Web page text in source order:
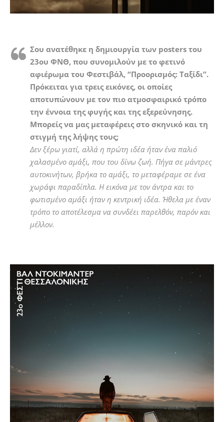
Σου ανατέθηκε η δημιουργία των posters του
23ου ΦΝΘ, που συνομιλούν με το φετινό
αφιέρωμα του Φεστιβάλ, “Προορισμός: Ταξίδι”.
Πρόκειται για τρεις εικόνες, οι οποίες
αποτυπώνουν με τον πιο ατμοσφαιρικό τρόπο
την έννοια της φυγής και της εξερεύνησης.
Μπορείς να μας μεταφέρεις στο σκηνικό και τη
στιγμή της λήψης τους;
Δεν ξέρω γιατί, αλλά η πρώτη ιδέα ήταν ένα παλιό
χαλασμένο αμάξι, που του δίνω ζωή. Πήγα σε μάντρες
αυτοκινήτων, βρήκα το αμάξι, το μεταφέραμε σε ένα
χωράφι παραδίπλα. Η εικόνα με τον άντρα και το
φωτισμένο αμάξι ήταν η κεντρική ιδέα. Ήθελα με έναν
τρόπο το αποτέλεσμα να συνδέει παρελθόν, παρόν και
μέλλον.